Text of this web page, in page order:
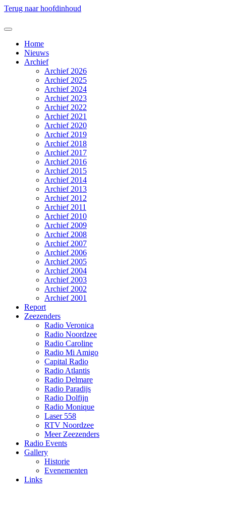
Terug naar hoofdinhoud
Home
Nieuws
Archief
Archief 2026
Archief 2025
Archief 2024
Archief 2023
Archief 2022
Archief 2021
Archief 2020
Archief 2019
Archief 2018
Archief 2017
Archief 2016
Archief 2015
Archief 2014
Archief 2013
Archief 2012
Archief 2011
Archief 2010
Archief 2009
Archief 2008
Archief 2007
Archief 2006
Archief 2005
Archief 2004
Archief 2003
Archief 2002
Archief 2001
Report
Zeezenders
Radio Veronica
Radio Noordzee
Radio Caroline
Radio Mi Amigo
Capital Radio
Radio Atlantis
Radio Delmare
Radio Paradijs
Radio Dolfijn
Radio Monique
Laser 558
RTV Noordzee
Meer Zeezenders
Radio Events
Gallery
Historie
Evenementen
Links